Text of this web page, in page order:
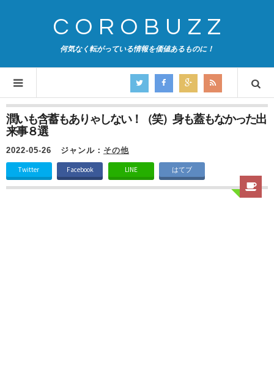
COROBUZZ
何気なく転がっている情報を価値あるものに！
潤いも含蓄もありゃしない！（笑）身も蓋もなかった出
来事８選
2022-05-26 ジャンル： その他
Twitter Facebook LINE はてブ